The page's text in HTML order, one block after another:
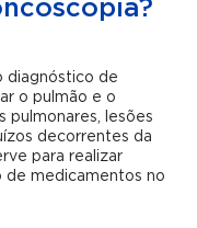
diagnóstico de
o pulmão e o
pulmonares, lesões
decorrentes da
para realizar
de medicamentos no